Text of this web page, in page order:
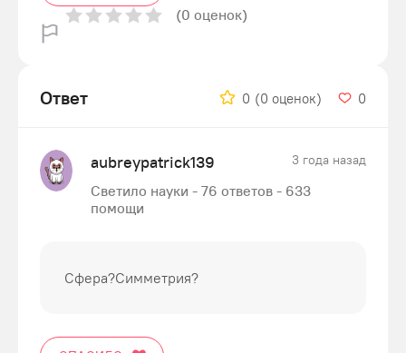
(0 оценок)
Ответ 0 (0 оценок) 0
aubreypatrick139 3 года назад
Светило науки - 76 ответов - 633
помощи
Сфера?Симметрия?